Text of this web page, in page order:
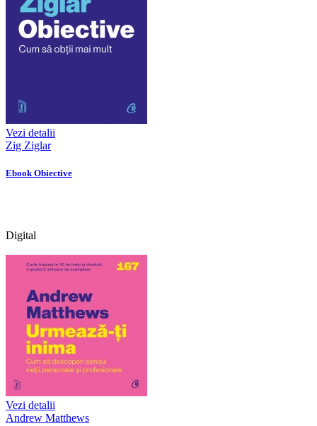
Vezi detalii
Zig Ziglar
Ebook Obiective
Digital
Vezi detalii
Andrew Matthews